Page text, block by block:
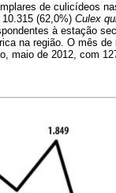
de culicídeos
10.315 (62,0%) Culex
à estação
na região. O mês
maio de 2012, com